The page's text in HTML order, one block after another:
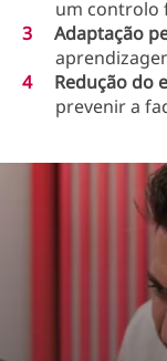
um controlo
Adaptação
Redução do
prevenir a